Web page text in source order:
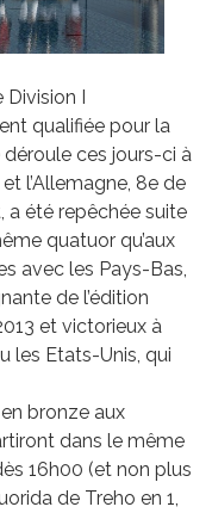
Division I
qualifiée pour la
ces jours-ci à
l’Allemagne, 8e de
a été repêchée suite
quatuor qu’aux
avec les Pays-Bas,
de l’édition
et victorieux à
les Etats-Unis, qui
bronze aux
dans le même
16h00 (et non plus
de Treho en 1,